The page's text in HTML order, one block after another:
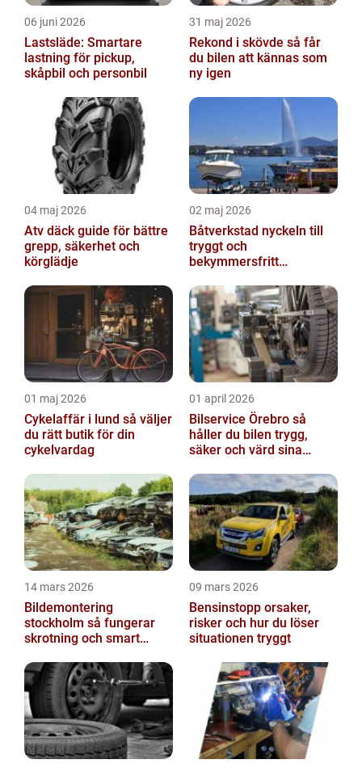
06 juni 2026
Lastsläde: Smartare
lastning för pickup,
skåpbil och personbil
31 maj 2026
Rekond i skövde så får
du bilen att kännas som
ny igen
04 maj 2026
Atv däck guide för bättre
grepp, säkerhet och
körglädje
02 maj 2026
Båtverkstad nyckeln till
tryggt och
bekymmersfritt
01 maj 2026
Cykelaffär i lund så väljer
du rätt butik för din
cykelvardag
01 april 2026
Bilservice Örebro så
håller du bilen trygg,
säker och värd sina
14 mars 2026
Bildemontering
stockholm så fungerar
skrotning och smart
bildelar
09 mars 2026
Bensinstopp orsaker,
risker och hur du löser
situationen tryggt